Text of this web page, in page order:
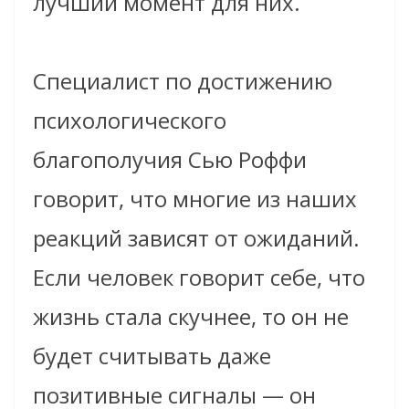
Специалист по достижению
психологического
благополучия Сью Роффи
говорит, что многие из наших
реакций зависят от ожиданий.
Если человек говорит себе, что
жизнь стала скучнее, то он не
будет считывать даже
позитивные сигналы — он